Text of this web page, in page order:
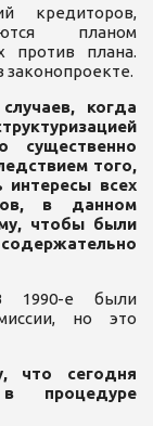
кредиторов,
планом
против плана.
законопроекте.
когда
существенно
того,
всех
в данном
чтобы были
1990-е были
но это
что сегодня
процедуре